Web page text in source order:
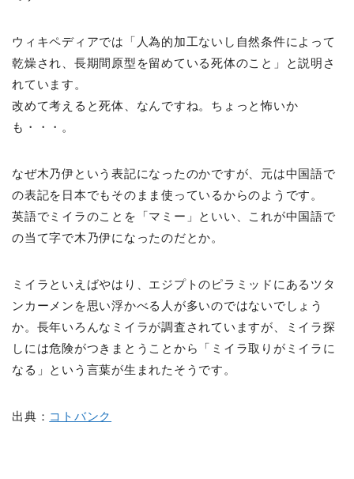
ウィキペディアでは「人為的加工ないし自然条件によって
乾燥され、長期間原型を留めている死体のこと」と説明さ
れています。
改めて考えると死体、なんですね。ちょっと怖いか
も・・・。
なぜ木乃伊という表記になったのかですが、元は中国語で
の表記を日本でもそのまま使っているからのようです。
英語でミイラのことを「マミー」といい、これが中国語で
の当て字で木乃伊になったのだとか。
ミイラといえばやはり、エジプトのピラミッドにあるツタ
ンカーメンを思い浮かべる人が多いのではないでしょう
か。長年いろんなミイラが調査されていますが、ミイラ探
しには危険がつきまとうことから「ミイラ取りがミイラに
なる」という言葉が生まれたそうです。
出典： コトバンク